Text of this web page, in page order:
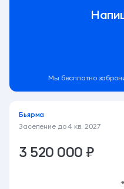
Мы бесплатно
Бьярма
Заселение до4 кв. 2027
3 520 000 ₽